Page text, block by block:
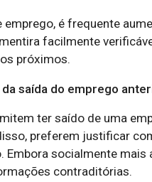
emprego, é frequente
facilmente
próximos.
saída do emprego
ter saído de uma
preferem justificar
socialmente mais
contraditórias.